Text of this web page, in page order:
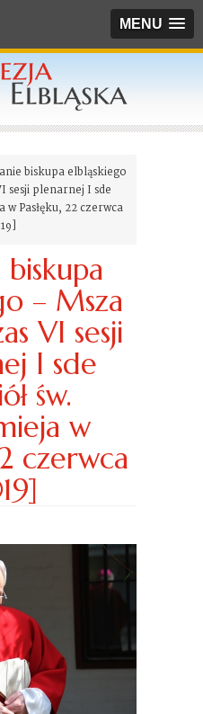
MENU
biskupa elbląskiego
sesji plenarnej I sde
w Pasłęku, 22 czerwca
– Msza
VI sesji
I sde
św.
w
czerwca